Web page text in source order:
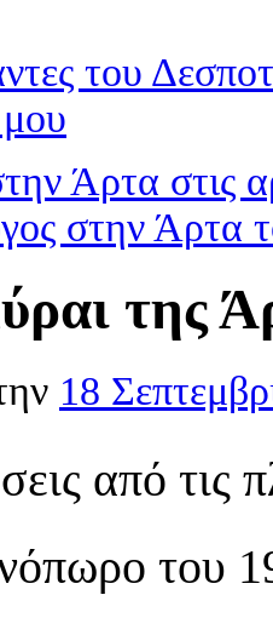
του
Άρτα στις
στην Άρτα
της
18
από
του